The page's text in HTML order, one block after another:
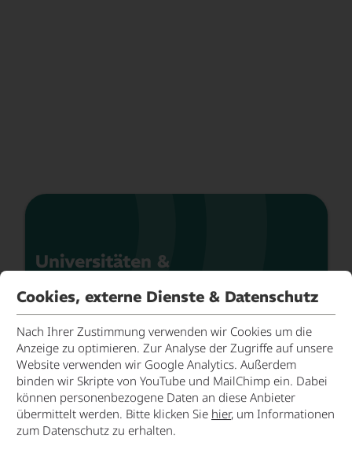
Universitäten &
Cookies, externe Dienste & Datenschutz
Nach Ihrer Zustimmung verwenden wir Cookies um die
Anzeige zu optimieren. Zur Analyse der Zugriffe auf unsere
Website verwenden wir Google Analytics. Außerdem
binden wir Skripte von YouTube und MailChimp ein. Dabei
können personenbezogene Daten an diese Anbieter
übermittelt werden. Bitte klicken Sie hier, um Informationen
zum Datenschutz zu erhalten.